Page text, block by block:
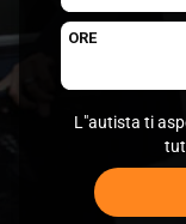
ORE
L"autista ti